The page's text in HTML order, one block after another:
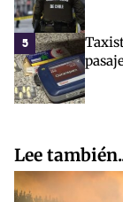
5
Lee